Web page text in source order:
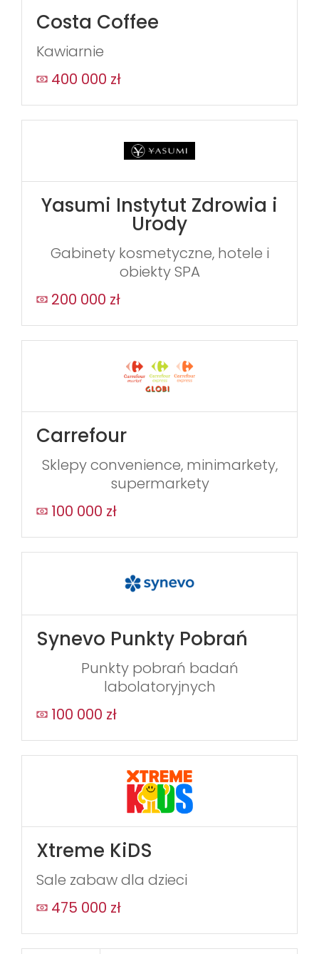
Costa Coffee
Kawiarnie
400 000 zł
Yasumi Instytut Zdrowia i
Urody
Gabinety kosmetyczne, hotele i
obiekty SPA
200 000 zł
Carrefour
Sklepy convenience, minimarkety,
supermarkety
100 000 zł
Synevo Punkty Pobrań
Punkty pobrań badań
labolatoryjnych
100 000 zł
Xtreme KiDS
Sale zabaw dla dzieci
475 000 zł